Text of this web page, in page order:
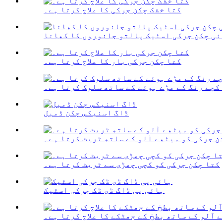
کتا خشک چکن جرکی کا علاج کرتا ہے۔
چکن جرکی اسٹیک پالتو جانوروں کا کھانا
کتا چکن جرکی بار کا علاج کرتا ہے۔
رنگ کے مڑے ہوئے کے ساتھ سلوک کرتا ہے۔
ڈاگ اسنیکس چکن ڈمبل
جرکی کو میٹھے آلو کے ساتھ ٹریٹ کرتا ہے۔
کتا چکن جرکی کو کچی چھڑی سے ٹریٹ کرتا ہے۔
ہائی پی ڈاگ ڈی ڈک جرکی اسٹیک
آلو کے ساتھ بطخ کے جھٹکے کا علاج کرتا ہے۔